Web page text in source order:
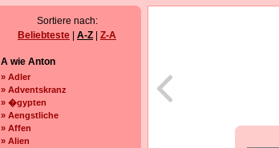
Sortiere nach:
Beliebteste
A-Z Z-A
A wie Anton
» Adler
» Adventskranz
» �gypten
» Aengstliche
» Affen
» Alien